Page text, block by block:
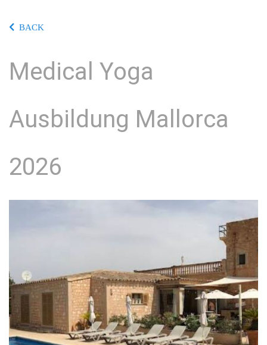
BACK
Medical Yoga
Ausbildung Mallorca
2026